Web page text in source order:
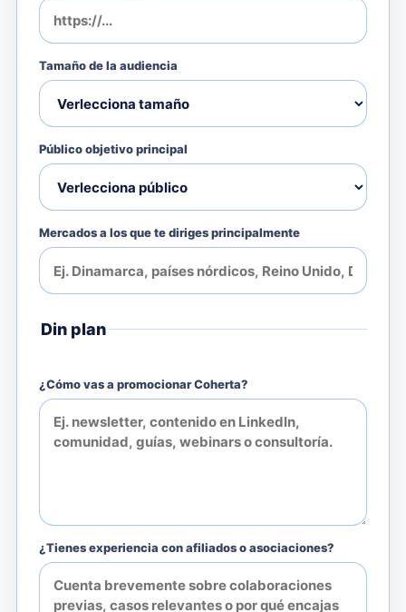
Tamaño de la audiencia
Público objetivo principal
Mercados a los que te diriges principalmente
Din plan
¿Cómo vas a promocionar Coherta?
¿Tienes experiencia con afiliados o asociaciones?